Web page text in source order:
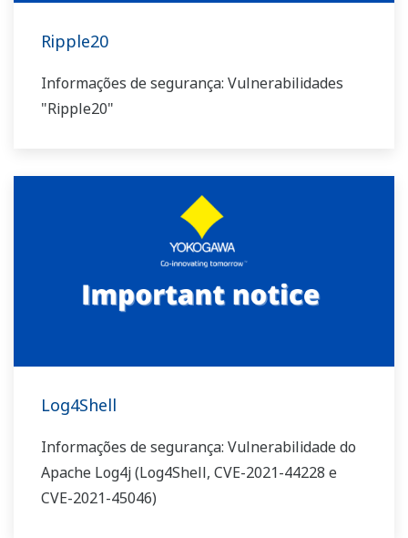
Ripple20
Informações de segurança: Vulnerabilidades
"Ripple20"
Log4Shell
Informações de segurança: Vulnerabilidade do
Apache Log4j (Log4Shell, CVE-2021-44228 e
CVE-2021-45046)